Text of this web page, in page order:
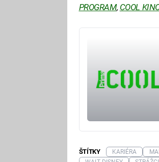
PROGRAM, COOL
ŠTÍTKY KARIÉRA